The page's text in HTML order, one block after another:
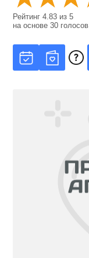
Рейтинг4.83 из5
на основе30 голосов